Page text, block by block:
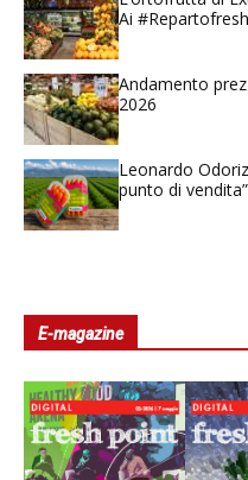
Ai #Repartofresh
Andamento
2026
Leonardo
punto di
E-magazine